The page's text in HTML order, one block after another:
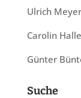
Ulrich
Carolin
Günter
Suche